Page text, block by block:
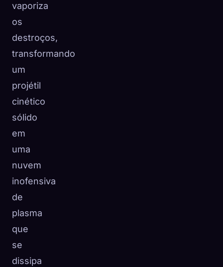
vaporiza
os
destroços,
transformando
um
projétil
cinético
sólido
em
uma
nuvem
inofensiva
de
plasma
que
se
dissipa